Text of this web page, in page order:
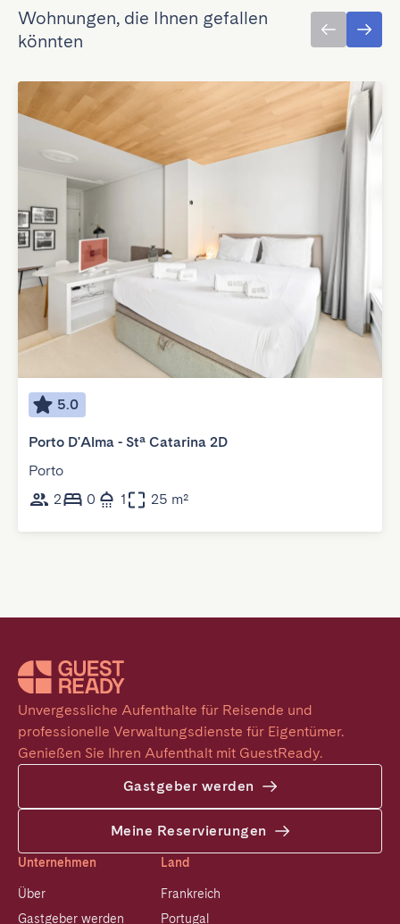
Wohnungen, die Ihnen gefallen
könnten
5.0
Porto D'Alma - Stª Catarina 2D
Porto
2
0 1 25 m²
Unvergessliche Aufenthalte für Reisende und
professionelle Verwaltungsdienste für Eigentümer.
Genießen Sie Ihren Aufenthalt mit GuestReady.
Gastgeber werden
Meine Reservierungen
Unternehmen
Über
Gastgeber werden
Land
Frankreich
Portugal